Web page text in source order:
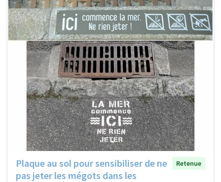
Plaque au sol pour sensibiliser de ne
pas jeter les mégots dans les
Retenue